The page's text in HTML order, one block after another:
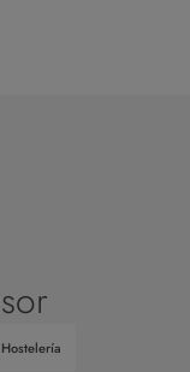
Hostelería